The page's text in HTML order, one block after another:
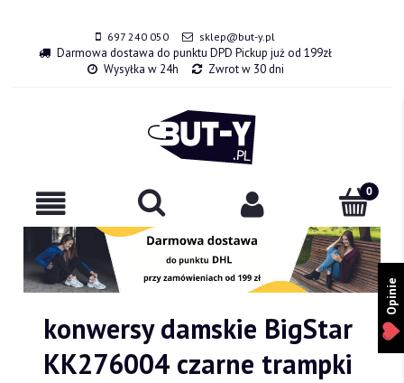
697 240 050 sklep@but-y.pl
Darmowa dostawa do punktu DPD Pickup już od 199zł
Wysyłka w 24h
Zwrot w 30 dni
konwersy damskie BigStar
KK276004 czarne trampki
Opinie